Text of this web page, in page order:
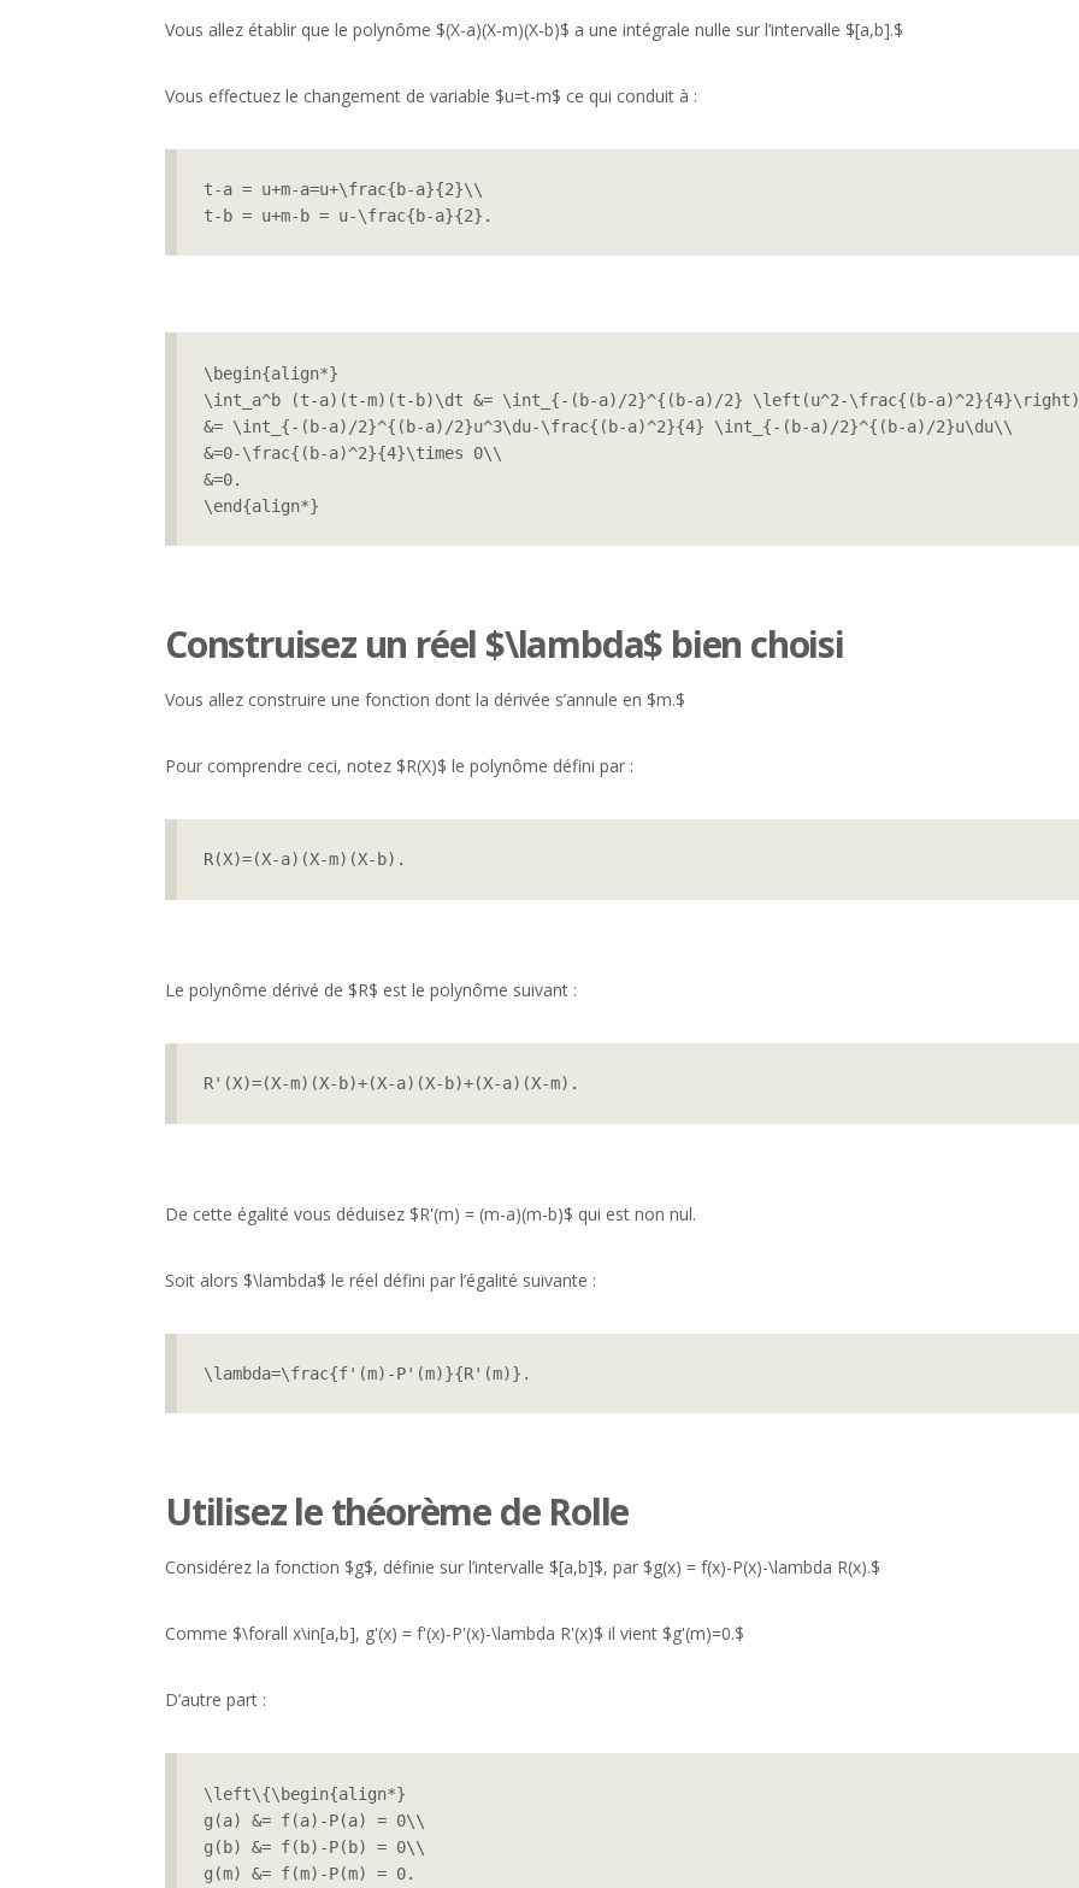
Vous allez établir que le polynôme $(X-a)(X-m)(X-b)$ a une intégrale nulle sur l’intervalle $[a,b].$
Vous effectuez le changement de variable $u=t-m$ ce qui conduit à :
t-a = u+m-a=u+\frac{b-a}{2}\\
t-b = u+m-b = u-\frac{b-a}{2}.
\begin{align*}
\int_a^b (t-a)(t-m)(t-b)\dt &= \int_{-(b-a)/2}^{(b-a)/2} \left(u^2-\frac{(b-
&= \int_{-(b-a)/2}^{(b-a)/2}u^3\du-\frac{(b-a)^2}{4} \int_{-(b-a)/2}^{(b-a)/2}u\du\\
&=0-\frac{(b-a)^2}{4}\times 0\\
&=0.
\end{align*}
Construisez un réel $\lambda$ bien choisi
Vous allez construire une fonction dont la dérivée s’annule en $m.$
Pour comprendre ceci, notez $R(X)$ le polynôme défini par :
R(X)=(X-a)(X-m)(X-b).
Le polynôme dérivé de $R$ est le polynôme suivant :
R'(X)=(X-m)(X-b)+(X-a)(X-b)+(X-a)(X-m).
De cette égalité vous déduisez $R'(m) = (m-a)(m-b)$ qui est non nul.
Soit alors $\lambda$ le réel défini par l’égalité suivante :
\lambda=\frac{f'(m)-P'(m)}{R'(m)}.
Utilisez le théorème de Rolle
Considérez la fonction $g$, définie sur l’intervalle $[a,b]$, par $g(x) = f(x)-P(x)-\lambda R(x).$
Comme $\forall x\in[a,b], g'(x) = f'(x)-P'(x)-\lambda R'(x)$ il vient $g'(m)=0.$
D’autre part :
\left\{\begin{align*}
g(a) &= f(a)-P(a) = 0\\
g(b) &= f(b)-P(b) = 0\\
g(m) &= f(m)-P(m) = 0.